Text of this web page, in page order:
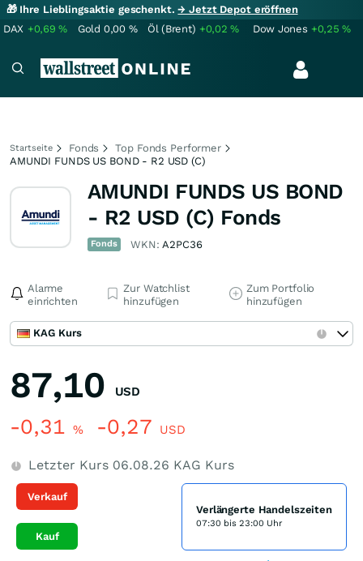
🎁 Ihre Lieblingsaktie geschenkt.→ Jetzt Depot eröffnen
DAX +0,69% Gold 0,00 % Öl (Brent) +0,02% Dow Jones +0,25%
Startseite Fonds
Top Fonds Performer
AMUNDI FUNDS US BOND - R2 USD (C)
AMUNDI FUNDS US BOND
- R2 USD (C) Fonds
Fonds WKN:A2PC36
Alarme
einrichten
Zur Watchlist
hinzufügen
Zum Portfolio
hinzufügen
KAG Kurs
87,10 USD
-0,31 % -0,27 USD
Letzter Kurs 06.08.26 KAG Kurs
Verkauf
Kauf
Verlängerte Handelszeiten
07:30 bis 23:00 Uhr